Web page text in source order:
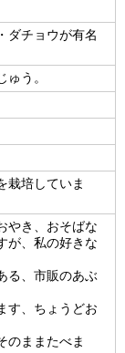
ダチョウが有名
う。
栽培していま
やき、おそばな
が、私の好きな
る、市販のあぶ
す、ちょうどお
のままたべま